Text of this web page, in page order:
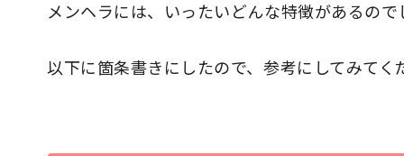
メンヘラには、いったいどんな特徴があるので
以下に箇条書きにしたので、参考にしてみてく